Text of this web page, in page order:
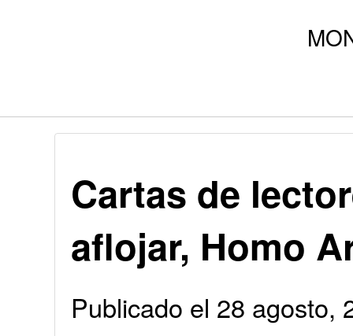
Cartas de
aflojar, Homo
Publicado el 28 agosto,